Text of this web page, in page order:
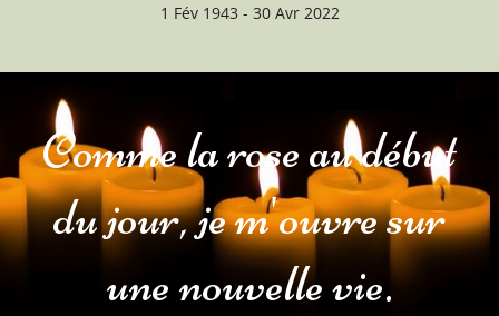
1 Fév 1943 - 30 Avr 2022
Comme la rose au début
du jour, je m'ouvre sur
une nouvelle vie.